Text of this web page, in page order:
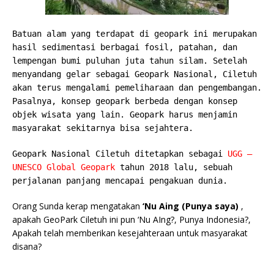
Batuan alam yang terdapat di geopark ini merupakan
hasil sedimentasi berbagai fosil, patahan, dan
lempengan bumi puluhan juta tahun silam. Setelah
menyandang gelar sebagai Geopark Nasional, Ciletuh
akan terus mengalami pemeliharaan dan pengembangan.
Pasalnya, konsep geopark berbeda dengan konsep
objek wisata yang lain. Geopark harus menjamin
masyarakat sekitarnya bisa sejahtera.
Geopark Nasional Ciletuh ditetapkan sebagai UGG –
UNESCO Global Geopark tahun 2018 lalu, sebuah
perjalanan panjang mencapai pengakuan dunia.
Orang Sunda kerap mengatakan ‘Nu Aing (Punya saya) ,
apakah GeoPark Ciletuh ini pun ‘Nu AIng?, Punya Indonesia?,
Apakah telah memberikan kesejahteraan untuk masyarakat
disana?